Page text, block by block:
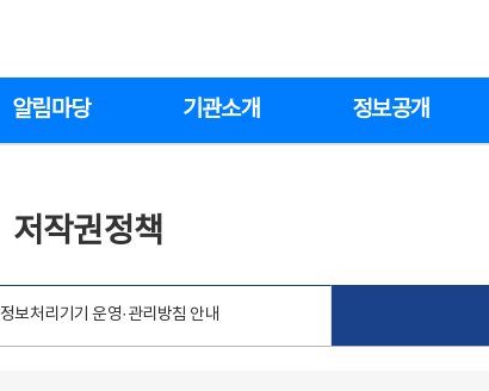
알림마당 기관소개 정보공개
저작권정책
보처리기기 운영·관리방침 안내